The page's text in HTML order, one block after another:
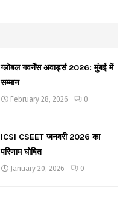
ग्लोबल गवर्नेंस अवार्ड्स 2026: मुंबई में
सम्मान
February 28, 2026 0
ICSI CSEET जनवरी 2026 का
परिणाम घोषित
January 20, 2026 0